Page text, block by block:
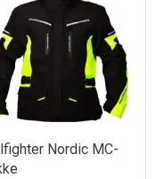
Nordic MC-